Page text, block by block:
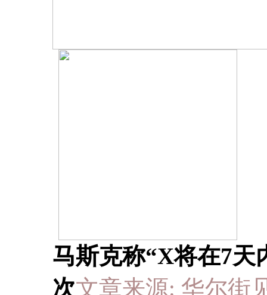
马斯克称“X将在7天
次文章来源: 华尔街